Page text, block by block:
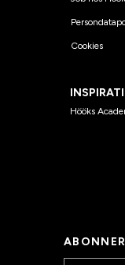
Cookies
Hööks